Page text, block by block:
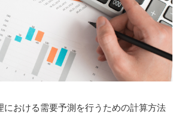
における需要予測を行うための計算方法